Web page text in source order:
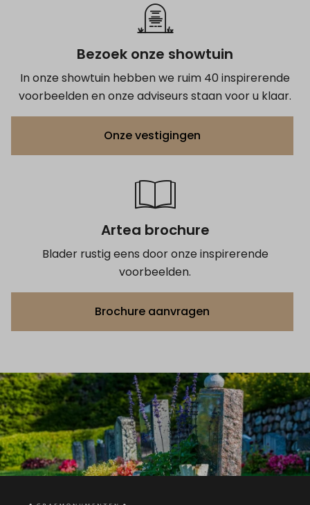
Bezoek onze showtuin
In onze showtuin hebben we ruim 40 inspirerende
voorbeelden en onze adviseurs staan voor u klaar.
Onze vestigingen
Artea brochure
Blader rustig eens door onze inspirerende
voorbeelden.
Brochure aanvragen